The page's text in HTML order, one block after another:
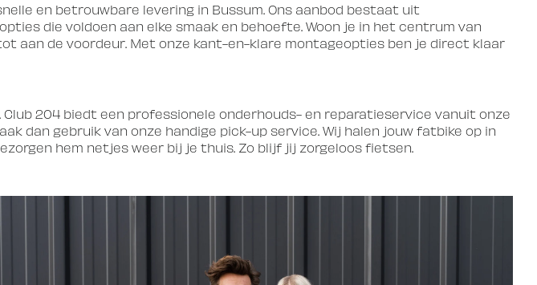
en betrouwbare levering in Bussum. Ons aanbod bestaat uit
die voldoen aan elke smaak en behoefte. Woon je in het centrum van
aan de voordeur. Met onze kant-en-klare montageopties ben je direct klaar
204 biedt een professionele onderhouds- en reparatieservice vanuit onze
dan gebruik van onze handige pick-up service. Wij halen jouw fatbike op in
hem netjes weer bij je thuis. Zo blijf jij zorgeloos fietsen.